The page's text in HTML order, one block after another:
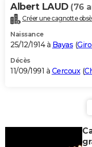
Albert LAUD (76
Créer une cagnotte
Naissance
25/12/1914 à Bayas (
Décès
11/09/1991 à Cercoux (